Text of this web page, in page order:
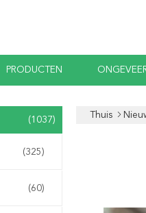
PRODUCTEN
(1037)
(325)
(60)
Thuis